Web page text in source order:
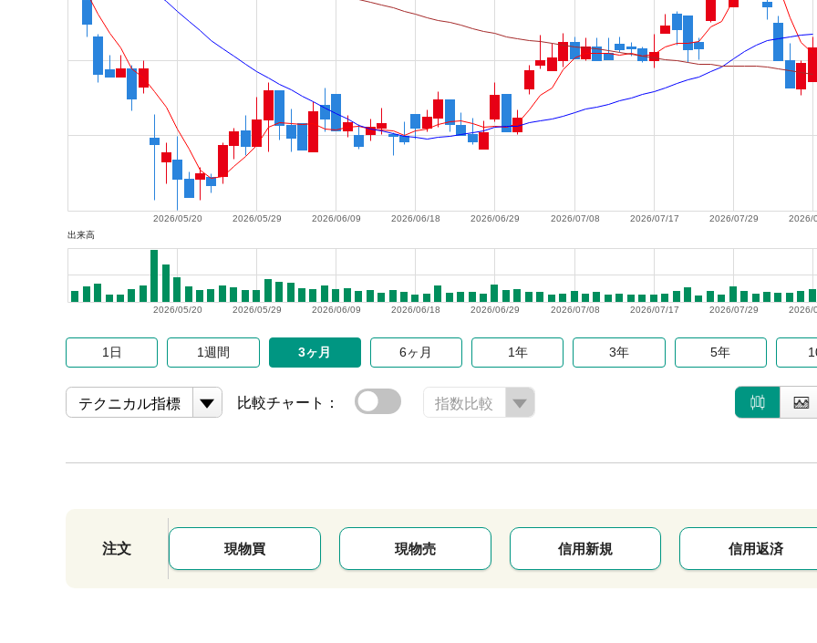
2026/
2026/07/29
2026/07/17
2026/07/08
2026/06/29
2026/06/18
2026/06/09
2026/05/29
2026/05/20
出来高
2026/
2026/07/29
2026/07/17
2026/07/08
2026/06/29
2026/06/18
2026/06/09
2026/05/29
2026/05/20
1日 1週間 3ヶ月 6ヶ月 1年 3年 5年
テクニカル指標 比較チャート： 指数比較
注文 現物買 現物売 信用新規 信用返済